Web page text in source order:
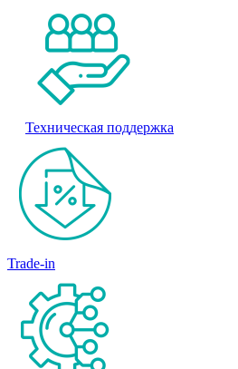
Техническая поддержка
Trade-in